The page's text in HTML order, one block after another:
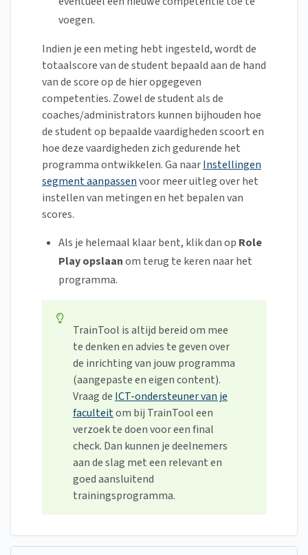
voegen.
Indien je een meting hebt ingesteld, wordt de
totaalscore van de student bepaald aan de hand
van de score op de hier opgegeven
competenties. Zowel de student als de
coaches/administrators kunnen bijhouden hoe
de student op bepaalde vaardigheden scoort en
hoe deze vaardigheden zich gedurende het
programma ontwikkelen. Ga naarInstellingen
segment aanpassenvoor meer uitleg over het
instellen van metingen en het bepalen van
scores.
Als je helemaal klaar bent, klik dan op Role
Play opslaanom terug te keren naar het
programma.
TrainTool is altijd bereid om mee
te denken en advies te geven over
de inrichting van jouw programma
(aangepaste en eigen content).
Vraag de ICT-ondersteuner van je
faculteitom bij TrainTool een
verzoek te doen voor een final
check. Dan kunnen je deelnemers
aan de slag met een relevant en
goed aansluitend
trainingsprogramma.